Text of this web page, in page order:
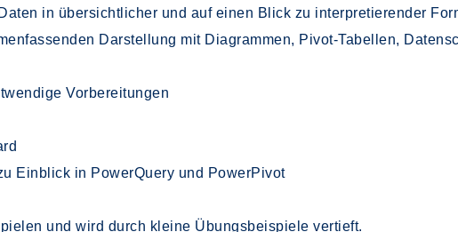
in übersichtlicher und auf einen Blick zu interpretierender
Darstellung mit Diagrammen, Pivot-Tabellen,
Vorbereitungen
Einblick in PowerQuery und PowerPivot
und wird durch kleine Übungsbeispiele vertieft.